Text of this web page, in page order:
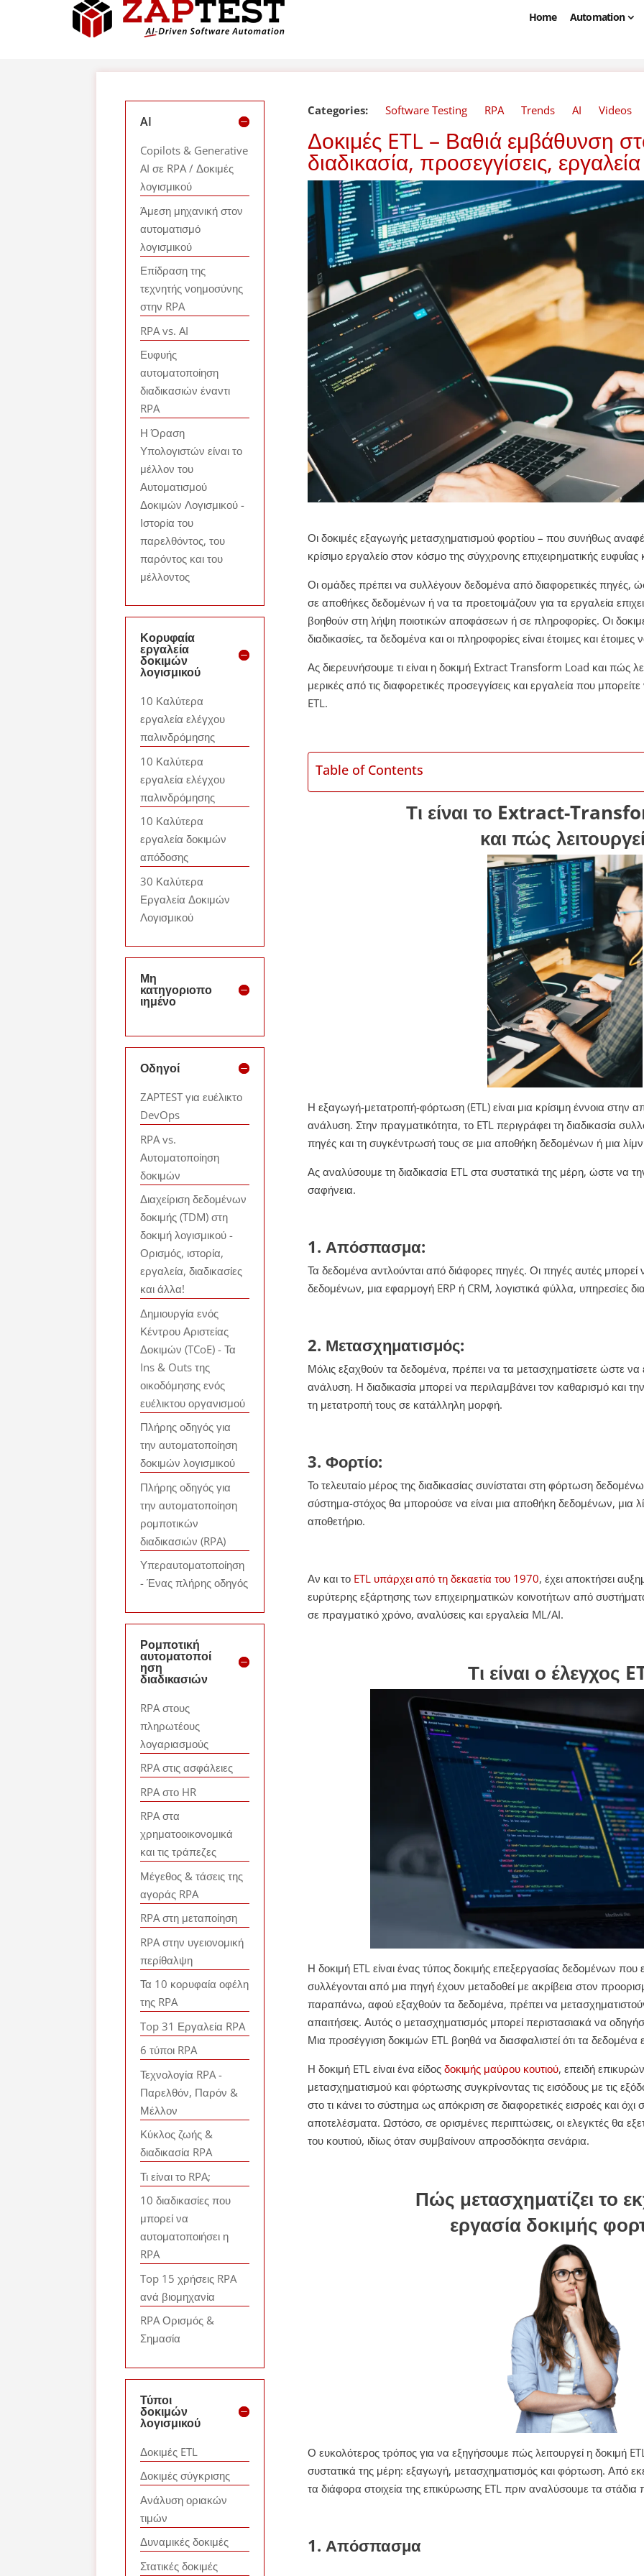
Home Automation
Categories: Software Testing RPA Trends AI Videos
Δοκιμές ETL – Βαθιά εμβάθυνση
διαδικασία, προσεγγίσεις,
Οι δοκιμές εξαγωγής μετασχηματισμού φορτίου – που συνήθως
κρίσιμο εργαλείο στον κόσμο της σύγχρονης επιχειρηματικής
Οι ομάδες πρέπει να συλλέγουν δεδομένα από διαφορετικές
σε αποθήκες δεδομένων ή να τα προετοιμάζουν για τα εργαλεία
βοηθούν στη λήψη ποιοτικών αποφάσεων ή σε πληροφορίες. Οι
διαδικασίες, τα δεδομένα και οι πληροφορίες είναι έτοιμες και
Ας διερευνήσουμε τι είναι η δοκιμή Extract Transform Load και πώς
μερικές από τις διαφορετικές προσεγγίσεις και εργαλεία που
ETL.
Table of Contents
Τι είναι το Extract-
και πώς
Η εξαγωγή-μετατροπή-φόρτωση (ETL) είναι μια κρίσιμη έννοια στην
ανάλυση. Στην πραγματικότητα, το ETL περιγράφει τη διαδικασία
πηγές και τη συγκέντρωσή τους σε μια αποθήκη δεδομένων ή μια
Ας αναλύσουμε τη διαδικασία ETL στα συστατικά της μέρη, ώστε να
σαφήνεια.
1. Απόσπασμα:
Τα δεδομένα αντλούνται από διάφορες πηγές. Οι πηγές αυτές
δεδομένων, μια εφαρμογή ERP ή CRM, λογιστικά φύλλα, υπηρεσίες
2. Μετασχηματισμός:
Μόλις εξαχθούν τα δεδομένα, πρέπει να τα μετασχηματίσετε ώστε
ανάλυση. Η διαδικασία μπορεί να περιλαμβάνει τον καθαρισμό και
τη μετατροπή τους σε κατάλληλη μορφή.
3. Φορτίο:
Το τελευταίο μέρος της διαδικασίας συνίσταται στη φόρτωση
σύστημα-στόχος θα μπορούσε να είναι μια αποθήκη δεδομένων, μια
αποθετήριο.
Αν και το ETL υπάρχει από τη δεκαετία του 1970, έχει αποκτήσει
ευρύτερης εξάρτησης των επιχειρηματικών κοινοτήτων από
σε πραγματικό χρόνο, αναλύσεις και εργαλεία ML/AI.
Τι είναι ο έλεγχος
Η δοκιμή ETL είναι ένας τύπος δοκιμής επεξεργασίας δεδομένων που
συλλέγονται από μια πηγή έχουν μεταδοθεί με ακρίβεια στον
παραπάνω, αφού εξαχθούν τα δεδομένα, πρέπει να
απαιτήσεις. Αυτός ο μετασχηματισμός μπορεί περιστασιακά να
Μια προσέγγιση δοκιμών ETL βοηθά να διασφαλιστεί ότι τα δεδομένα
Η δοκιμή ETL είναι ένα είδοςδοκιμής μαύρου κουτιού, επειδή
μετασχηματισμού και φόρτωσης συγκρίνοντας τις εισόδους με τις
στο τι κάνει το σύστημα ως απόκριση σε διαφορετικές εισροές και
αποτελέσματα. Ωστόσο, σε ορισμένες περιπτώσεις, οι ελεγκτές θα
του κουτιού, ιδίως όταν συμβαίνουν απροσδόκητα σενάρια.
Πώς μετασχηματίζει το
εργασία δοκιμής
Ο ευκολότερος τρόπος για να εξηγήσουμε πώς λειτουργεί η δοκιμή
συστατικά της μέρη: εξαγωγή, μετασχηματισμός και φόρτωση. Από
τα διάφορα στοιχεία της επικύρωσης ETL πριν αναλύσουμε τα
1. Απόσπασμα
AI
Copilots & Generative
AI σε RPA / Δοκιμές
λογισμικού
Άμεση μηχανική στον
αυτοματισμό
λογισμικού
Επίδραση της
τεχνητής νοημοσύνης
στην RPA
RPA vs. AI
Ευφυής
αυτοματοποίηση
διαδικασιών έναντι
RPA
Η Όραση
Υπολογιστών είναι το
μέλλον του
Αυτοματισμού
Δοκιμών Λογισμικού -
Ιστορία του
παρελθόντος, του
παρόντος και του
μέλλοντος
Κορυφαία
εργαλεία
δοκιμών
λογισμικού
10 Καλύτερα
εργαλεία ελέγχου
παλινδρόμησης
10 Καλύτερα
εργαλεία ελέγχου
παλινδρόμησης
10 Καλύτερα
εργαλεία δοκιμών
απόδοσης
30 Καλύτερα
Εργαλεία Δοκιμών
Λογισμικού
Μη
κατηγοριοπο
ιημένο
Οδηγοί
ZAPTEST για ευέλικτο
DevOps
RPA vs.
Αυτοματοποίηση
δοκιμών
Διαχείριση δεδομένων
δοκιμής (TDM) στη
δοκιμή λογισμικού -
Ορισμός, ιστορία,
εργαλεία, διαδικασίες
και άλλα!
Δημιουργία ενός
Κέντρου Αριστείας
Δοκιμών (TCoE) - Τα
Ins & Outs της
οικοδόμησης ενός
ευέλικτου οργανισμού
Πλήρης οδηγός για
την αυτοματοποίηση
δοκιμών λογισμικού
Πλήρης οδηγός για
την αυτοματοποίηση
ρομποτικών
διαδικασιών (RPA)
Υπεραυτοματοποίηση
- Ένας πλήρης οδηγός
Ρομποτική
αυτοματοποί
ηση
διαδικασιών
RPA στους
πληρωτέους
λογαριασμούς
RPA στις ασφάλειες
RPA στο HR
RPA στα
χρηματοοικονομικά
και τις τράπεζες
Μέγεθος & τάσεις της
αγοράς RPA
RPA στη μεταποίηση
RPA στην υγειονομική
περίθαλψη
Τα 10 κορυφαία οφέλη
της RPA
Top 31 Εργαλεία RPA
6 τύποι RPA
Τεχνολογία RPA -
Παρελθόν, Παρόν &
Μέλλον
Κύκλος ζωής &
διαδικασία RPA
Τι είναι το RPA;
10 διαδικασίες που
μπορεί να
αυτοματοποιήσει η
RPA
Top 15 χρήσεις RPA
ανά βιομηχανία
RPA Ορισμός &
Σημασία
Τύποι
δοκιμών
λογισμικού
Δοκιμές ETL
Δοκιμές σύγκρισης
Ανάλυση οριακών
τιμών
Δυναμικές δοκιμές
Στατικές δοκιμές